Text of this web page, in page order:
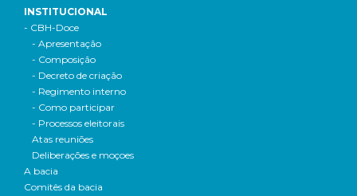
INSTITUCIONAL
- CBH-Doce
- Apresentação
- Composição
- Decreto de criação
- Regimento interno
- Como participar
- Processos eleitorais
Atas reuniões
Deliberações e moçoes
A bacia
Comitês da bacia